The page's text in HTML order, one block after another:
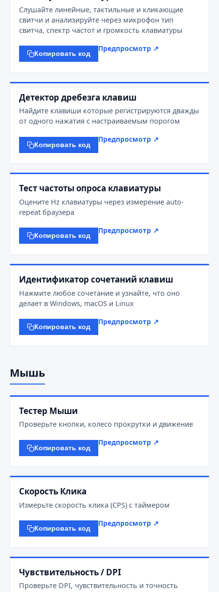
Слушайте линейные, тактильные и кликающие
свитчи и анализируйте через микрофон тип
свитча, спектр частот и громкость клавиатуры
Копировать код
Предпросмотр ↗
Детектор дребезга клавиш
Найдите клавиши которые регистрируются дважды
от одного нажатия с настраиваемым порогом
Копировать код
Предпросмотр ↗
Тест частоты опроса клавиатуры
Оцените Hz клавиатуры через измерение auto-
repeat браузера
Копировать код
Предпросмотр ↗
Идентификатор сочетаний клавиш
Нажмите любое сочетание и узнайте, что оно
делает в Windows, macOS и Linux
Копировать код
Предпросмотр ↗
Мышь
Тестер Мыши
Проверьте кнопки, колесо прокрутки и движение
Копировать код
Предпросмотр ↗
Скорость Клика
Измерьте скорость клика (CPS) с таймером
Копировать код
Предпросмотр ↗
Чувствительность / DPI
Проверьте DPI, чувствительность и точность